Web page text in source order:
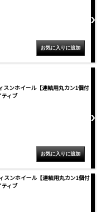
スンホイール【連結用丸カン1個付
ィブ
スンホイール【連結用丸カン1個付
ィブ